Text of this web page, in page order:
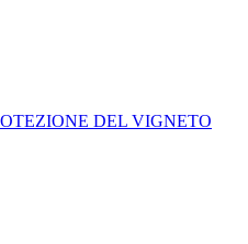
DEL VIGNETO